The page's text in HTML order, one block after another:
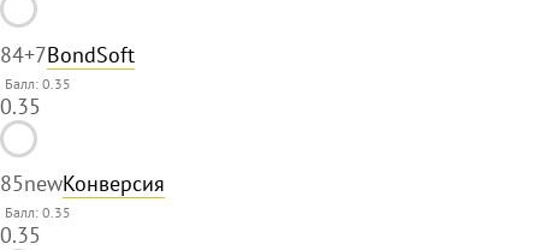
84+7BondSoft
Балл: 0.35
0.35
85newКонверсия
Балл: 0.35
0.35